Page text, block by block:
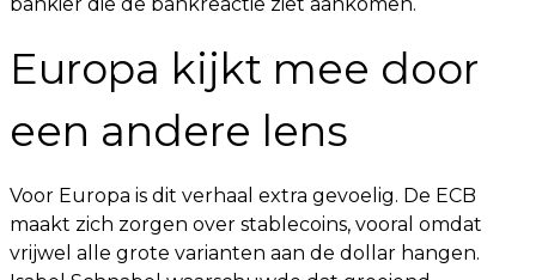
Europa kijkt mee door
een andere lens
Voor Europa is dit verhaal extra gevoelig. De ECB
maakt zich zorgen over stablecoins, vooral omdat
vrijwel alle grote varianten aan de dollar hangen.